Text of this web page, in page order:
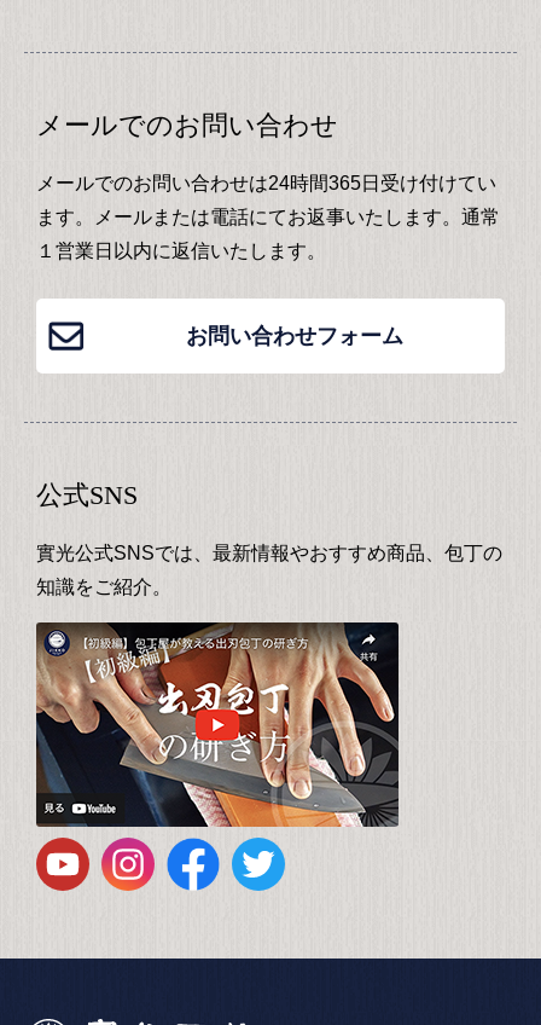
メールでのお問い合わせ
メールでのお問い合わせは24時間365日受け付けてい
ます。メールまたは電話にてお返事いたします。通常
１営業日以内に返信いたします。
お問い合わせフォーム
公式SNS
實光公式SNSでは、最新情報やおすすめ商品、包丁の
知識をご紹介。